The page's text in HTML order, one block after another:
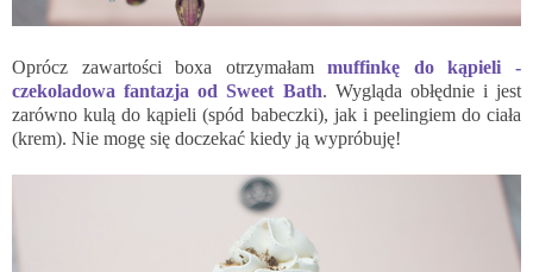
Oprócz zawartości boxa otrzymałammuffinkę do kąpieli -
czekoladowa fantazja od Sweet Bath. Wygląda obłędnie i jest
zarówno kulą do kąpieli (spód babeczki), jak i peelingiem do ciała
(krem). Nie mogę się doczekać kiedy ją wypróbuję!